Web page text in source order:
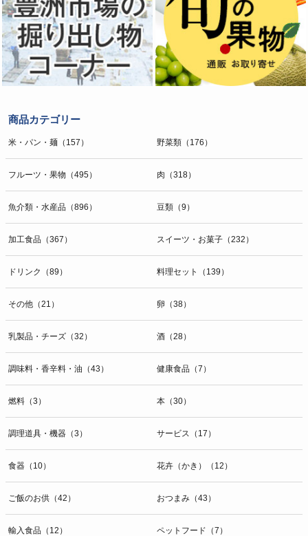
商品カテゴリー
米・パン・麺（157） 野菜類（176）
フルーツ・果物（495） 肉（318）
魚介類・水産品（896） 豆類（9）
加工食品（367） スイーツ・お菓子（232）
ドリンク（89） 料理セット（139）
その他（21） 卵（38）
乳製品・チーズ（32） 酒（28）
調味料・香辛料・油（43） 健康食品（7）
燃料（3） 本（30）
調理道具・機器（3） サービス（17）
食器（10） 花卉（かき）（12）
ご飯のお供（42） おつまみ（43）
輸入食品（12） ペットフード（7）